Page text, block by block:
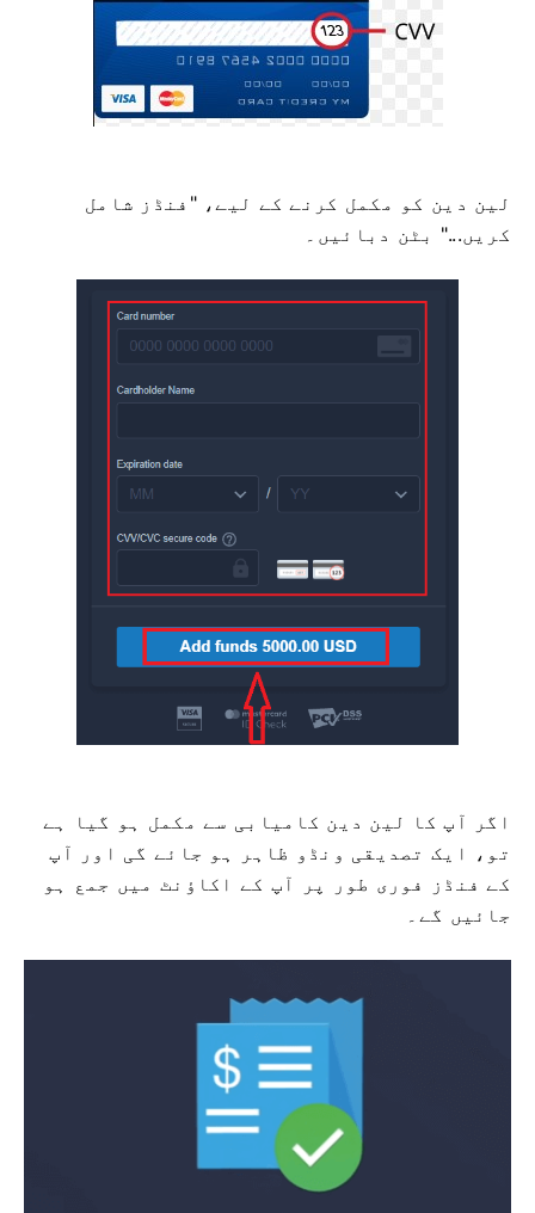
لین دین کو مکمل کرنے کے لیے، "فنڈز شامل
کریں..." بٹن دبائیں۔
اگر آپ کا لین دین کامیابی سے مکمل ہو گیا ہے
تو، ایک تصدیقی ونڈو ظاہر ہو جائے گی اور آپ
کے فنڈز فوری طور پر آپ کے اکاؤنٹ میں جمع ہو
جائیں گے۔